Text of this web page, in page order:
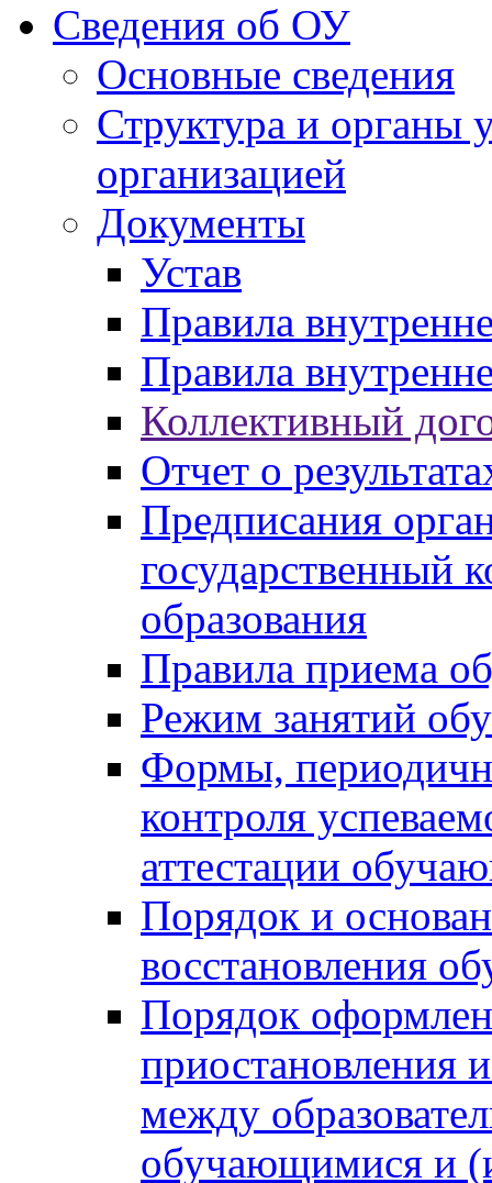
Сведения об ОУ
Основные сведения
Структура и органы
организацией
Документы
Устав
Правила
Правила
Коллективный
Отчет о
Предписания
государственный
образования
Правила приема
Режим занятий
Формы,
контроля
аттестации
Порядок и
восстановления
Порядок
приостановления
между
обучающимися и